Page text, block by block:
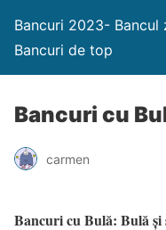
Bancuri 2023- Bancul
Bancuri de top
Bancuri cu
carmen
Bancuri cu Bulă: Bulă și